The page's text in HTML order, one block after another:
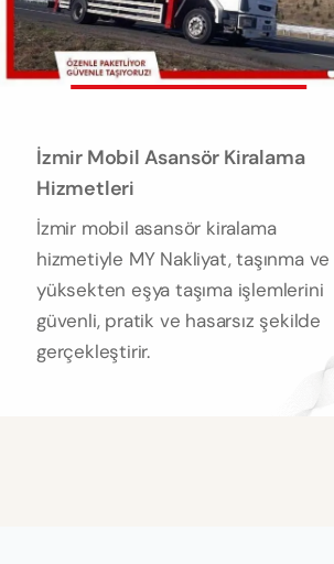
İzmir Mobil Asansör Kiralama
Hizmetleri
İzmir mobil asansör kiralama
hizmetiyle MY Nakliyat, taşınma ve
yüksekten eşya taşıma işlemlerini
güvenli, pratik ve hasarsız şekilde
gerçekleştirir.